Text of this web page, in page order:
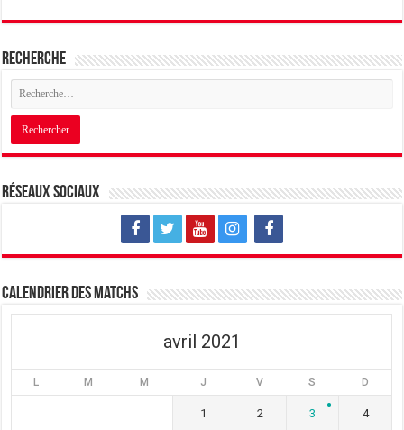
Recherche
Réseaux sociaux
Calendrier des matchs
avril 2021
L M M J V S D
1 2 3 4